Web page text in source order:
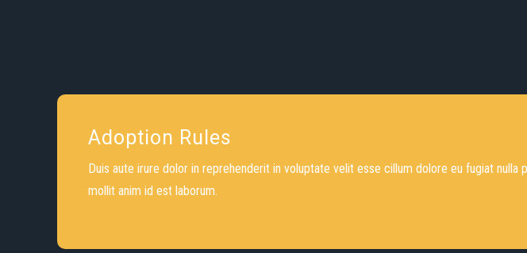
Adoption Rules
Duis aute irure dolor in reprehenderit in voluptate velit esse cillum dolore eu fugiat
mollit anim id est laborum.